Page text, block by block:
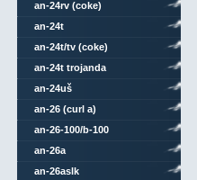
an-24rv (coke)
an-24t
an-24t/tv (coke)
an-24t trojanda
an-24uš
an-26 (curl a)
an-26-100/b-100
an-26a
an-26aslk